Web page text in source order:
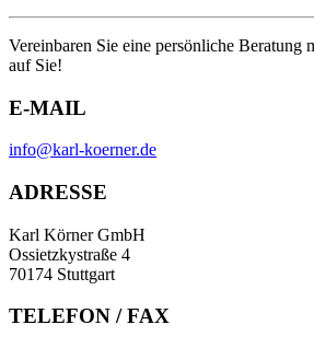
Vereinbaren Sie eine persönliche Beratung
auf Sie!
E-MAIL
info@karl-koerner.de
ADRESSE
Karl Körner GmbH
Ossietzkystraße 4
70174 Stuttgart
TELEFON / FAX